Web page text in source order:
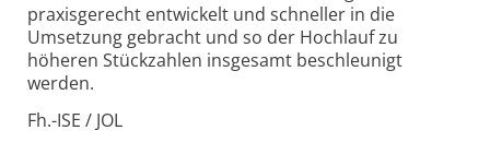
praxisgerecht entwickelt und schneller in die
Umsetzung gebracht und so der Hochlauf zu
höheren Stückzahlen insgesamt beschleunigt
werden.
Fh.-ISE / JOL